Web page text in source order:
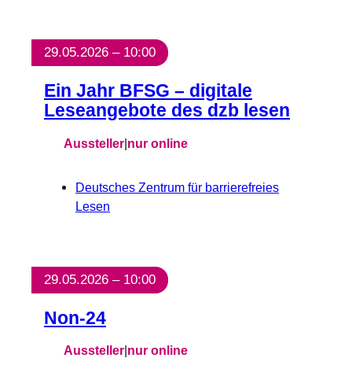
29.05.2026 – 10:00
Ein Jahr BFSG – digitale
Leseangebote des dzb lesen
Aussteller|nur online
Deutsches Zentrum für barrierefreies
Lesen
29.05.2026 – 10:00
Non-24
Aussteller|nur online